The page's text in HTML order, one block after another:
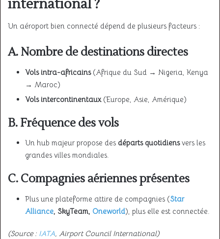
international ?
Un aéroport bien connecté dépend de plusieurs facteurs :
A. Nombre de destinations directes
Vols intra-africains(Afrique du Sud → Nigeria, Kenya
→ Maroc)
Vols intercontinentaux(Europe, Asie, Amérique)
B. Fréquence des vols
Un hub majeur propose des départs quotidiensvers les
grandes villes mondiales.
C. Compagnies aériennes présentes
Plus une plateforme attire de compagnies (Star
Alliance, SkyTeam, Oneworld), plus elle est connectée.
(Source : IATA, Airport Council International)